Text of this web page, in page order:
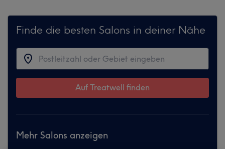
Finde die besten Salons in deiner Nähe
Auf Treatwell finden
Mehr Salons anzeigen